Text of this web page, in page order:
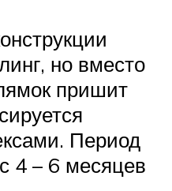
но вместо
пришит
Период
4 – 6 месяцев